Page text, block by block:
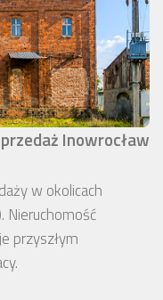
Inowrocław
w okolicach
Nieruchomość
przyszłym